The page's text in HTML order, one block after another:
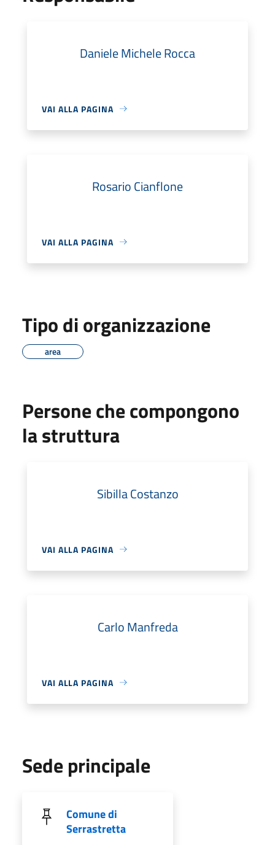
Daniele Michele Rocca
VAI ALLA PAGINA
Rosario Cianflone
VAI ALLA PAGINA
Tipo di organizzazione
area
Persone che compongono
la struttura
Sibilla Costanzo
VAI ALLA PAGINA
Carlo Manfreda
VAI ALLA PAGINA
Sede principale
Comune di
Serrastretta